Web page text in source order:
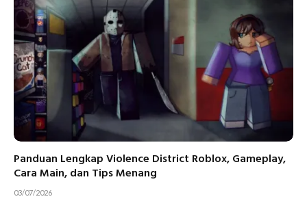
Panduan Lengkap Violence District Roblox, Gameplay,
Cara Main, dan Tips Menang
03/07/2026